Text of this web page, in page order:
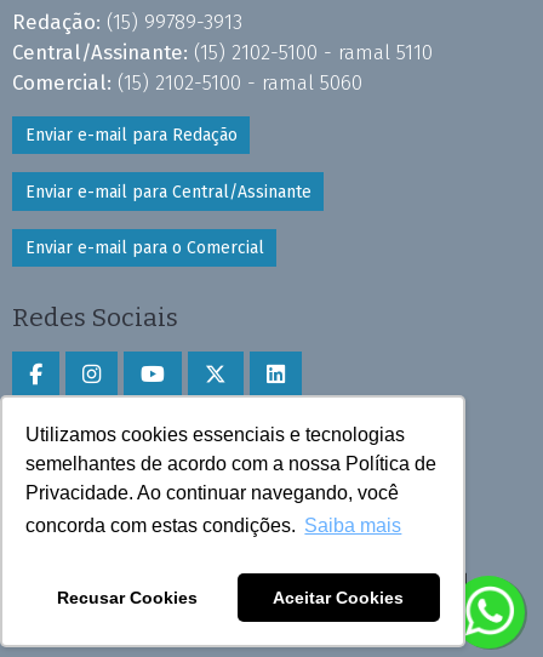
Utilizamos cookies essenciais e tecnologias
semelhantes de acordo com a nossa Política de
Privacidade. Ao continuar navegando, você
concorda com estas condições. Saiba mais
Recusar Cookies Aceitar Cookies
Redação: (15) 99789-3913
Central/Assinante: (15) 2102-5100 - ramal 5110
Comercial: (15) 2102-5100 - ramal 5060
Enviar e-mail para Redação
Enviar e-mail para Central/Assinante
Enviar e-mail para o Comercial
Redes Sociais
Faça download do aplicativo
Play Store e App Store
Todos os direitos reservados © 2025 Cruzeiro do Sul